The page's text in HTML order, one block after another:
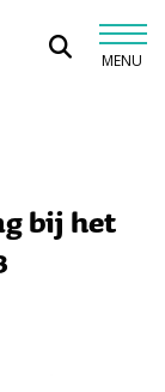
MENU
bij het